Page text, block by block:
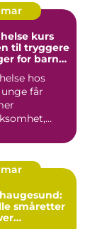
mar
kurs
til tryggere
for barn
hos
får
og hjem.
mar
småretter